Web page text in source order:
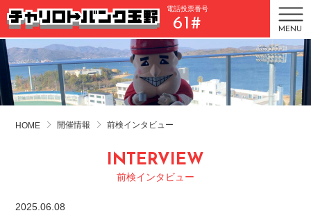
電話投票番号
61# MENU
HOME 開催情報 前検インタビュー
INTERVIEW
前検インタビュー
2025.06.08